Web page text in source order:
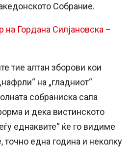
Собрание.
на Гордана Силјановска –
тие алтан зборови кои
на „гладниот“
собраниска сала
и дека вистинското
еднаквите“ ќе го видиме
точно една година и неколку